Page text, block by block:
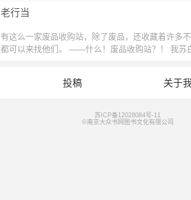
老行当
有这么一家废品收购站，除了废品，还收藏着许多
都可以来找他们。 ——什么！废品收购站？！ 我苏
投稿 关于
苏ICP备12028084号-11
©南京大众书网图书文化有限公司